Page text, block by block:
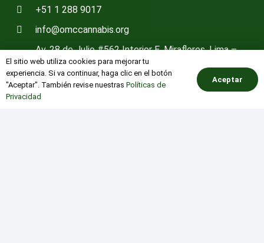
+51 1 288 9017
info@omccannabis.org
Av. 28 de Julio #562 Interior E, Miraflores, Lima –
Perú
Últimas Noticias y Eventos
El sitio web utiliza cookies para mejorar tu
experiencia. Si va continuar, haga clic en el botón
"Aceptar". También revise nuestras Políticas de
Privacidad
Aceptar